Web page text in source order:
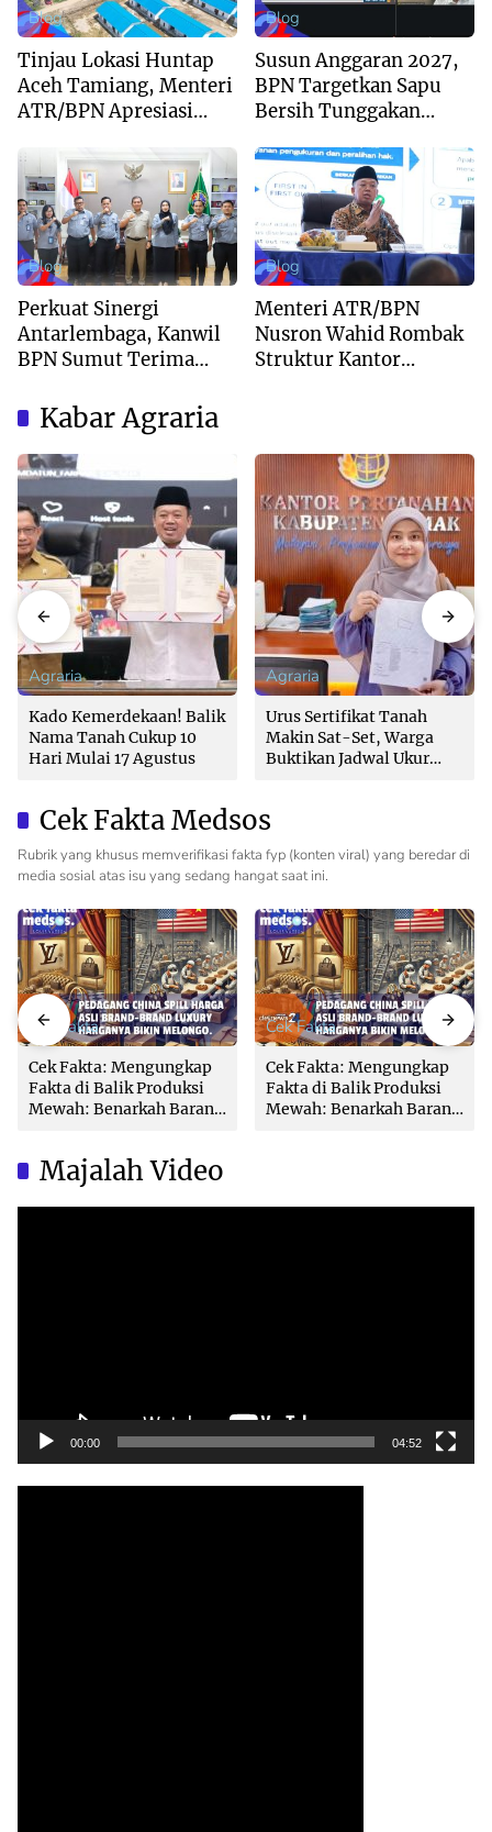
Blog
Tinjau Lokasi Huntap
Aceh Tamiang, Menteri
ATR/BPN Apresiasi
Buddha Tzu Chi dan
Aguan
Blog
Susun Anggaran 2027,
BPN Targetkan Sapu
Bersih Tunggakan
Kepastian Waktu
Layanan
Blog
Perkuat Sinergi
Antarlembaga, Kanwil
BPN Sumut Terima
Peninggalan
Blog
Menteri ATR/BPN
Nusron Wahid Rombak
Struktur Kantor
Kabar Agraria
Agraria
Kado Kemerdekaan! Balik
Nama Tanah Cukup 10
Hari Mulai 17 Agustus
Agraria
Urus Sertifikat Tanah
Makin Sat-Set, Warga
Buktikan Jadwal Ukur
Cek Fakta Medsos
Rubrik yang khusus memverifikasi fakta fyp (konten viral) yang beredar di
media sosial atas isu yang sedang hangat saat ini.
Cek Fakta
Cek Fakta: Mengungkap
Fakta di Balik Produksi
Mewah: Benarkah Barang
Cek Fakta
Cek Fakta: Mengungkap
Fakta di Balik Produksi
Mewah: Benarkah Barang
Majalah Video
00:00 04:52